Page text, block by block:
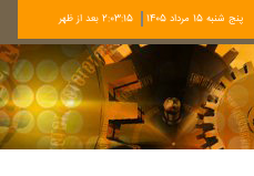
پنج شنبه 15 مرداد 1405 2:03:15 بعد از ظهر